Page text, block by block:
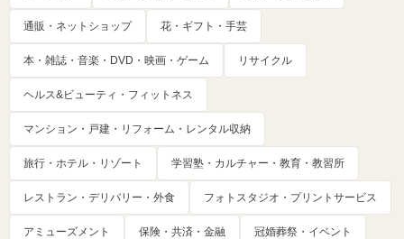
通販・ネットショップ 花・ギフト・手芸
本・雑誌・音楽・DVD・映画・ゲーム リサイクル
ヘルス&ビューティ・フィットネス
マンション・戸建・リフォーム・レンタル収納
旅行・ホテル・リゾート 学習塾・カルチャー・教育・教習所
レストラン・デリバリー・外食 フォトスタジオ・プリントサービス
アミューズメント 保険・共済・金融 冠婚葬祭・イベント